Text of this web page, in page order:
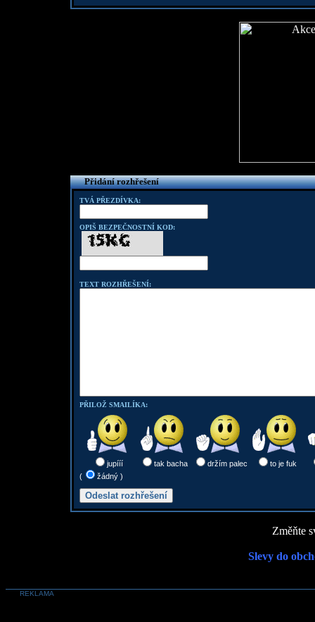
Přidání rozhřešení
TVÁ PŘEZDÍVKA:
OPIŠ BEZPEČNOSTNÍ KOD:
TEXT ROZHŘEŠENÍ:
PŘILOŽ SMAILÍKA:
jupííí tak bacha držím palec
to je fuk
(
žádný )
Změňte
Slevy do
REKLAMA